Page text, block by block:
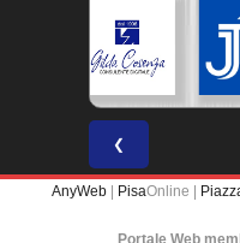
❮
AnyWeb PisaOnline |